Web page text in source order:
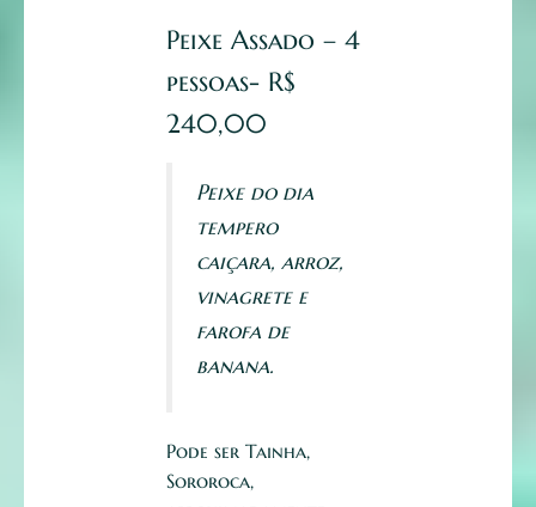
Peixe Assado – 4
pessoas- R$
240,00
Peixe do dia
tempero
caiçara, arroz,
vinagrete e
farofa de
banana.
Pode ser Tainha,
Sororoca,